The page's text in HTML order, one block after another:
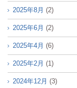
2025年8月 (2)
2025年6月 (2)
2025年4月 (6)
2025年2月 (1)
2024年12月 (3)